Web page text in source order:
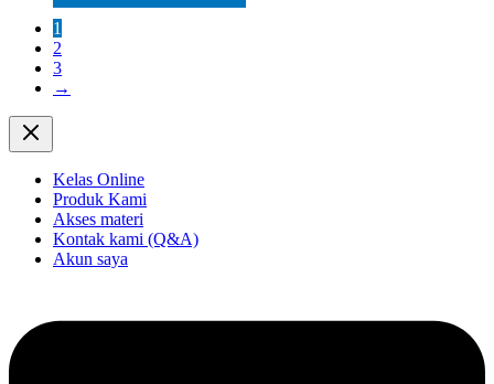
1
2
3
→
Kelas Online
Produk Kami
Akses materi
Kontak kami (Q&A)
Akun saya